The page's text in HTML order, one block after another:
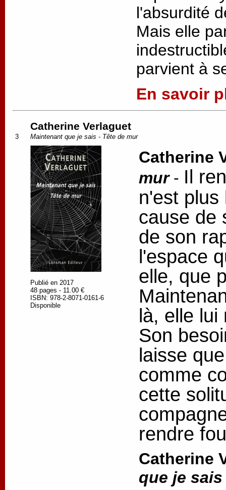
l'absurdité
Mais elle
parvient à
En savoir
3
Catherine Verlaguet
Maintenant que je sais - Tête de mur
Publié en 2017
48 pages - 11.00 €
ISBN: 978-2-8071-0161-6
Disponible
Catherine
mur- Il
n'est plus
cause de
de son
l'espace
elle, que
là, elle lui
Son
laisse
comme
cette
rendre
Catherine
que je sais